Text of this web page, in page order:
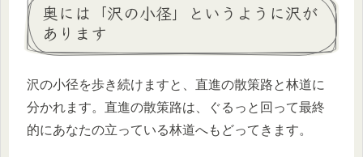
奥には「沢の小径」というように沢が
あります
沢の小径を歩き続けますと、直進の散策路と林道に
分かれます。直進の散策路は、ぐるっと回って最終
的にあなたの立っている林道へもどってきます。